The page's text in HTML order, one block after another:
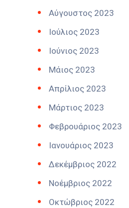
Αύγουστος 2023
Ιούλιος 2023
Ιούνιος 2023
Μάιος 2023
Απρίλιος 2023
Μάρτιος 2023
Φεβρουάριος 2023
Ιανουάριος 2023
Δεκέμβριος 2022
Νοέμβριος 2022
Οκτώβριος 2022